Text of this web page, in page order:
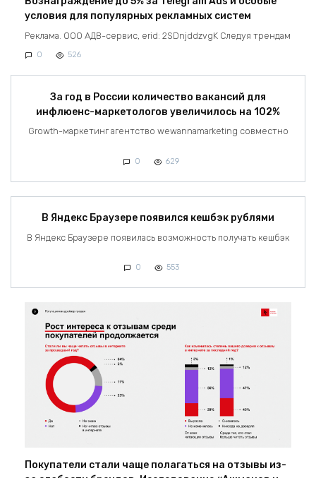
условия для популярных рекламных систем
Реклама. ООО АДВ-сервис, erid: 2SDnjddzvgK Следуя трендам
0 526
За год в России количество вакансий для
инфлюенс-маркетологов увеличилось на 102%
Growth-маркетинг агентство wewannamarketing совместно
0 629
В Яндекс Браузере появился кешбэк рублями
В Яндекс Браузере появилась возможность получать кешбэк
0 553
Покупатели стали чаще полагаться на отзывы из-